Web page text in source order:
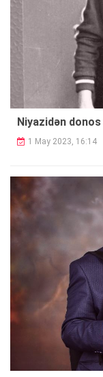
Niyazidən donos
1 May 2023, 16:14